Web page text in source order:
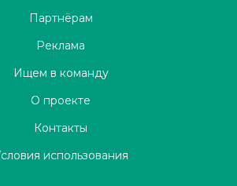
Партнёрам
Реклама
Ищем в команду
О проекте
Контакты
использования